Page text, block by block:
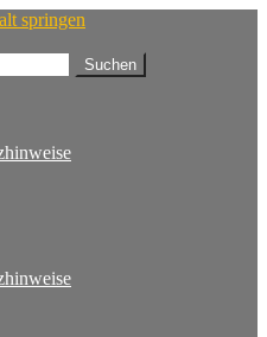
springen
Suchen